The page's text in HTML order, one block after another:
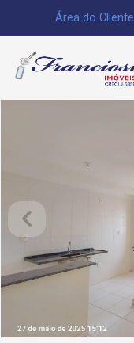
Área do Cliente